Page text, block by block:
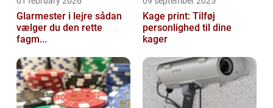
Glarmester i lejre sådan
vælger du den rette
fagm...
Kage print: Tilføj
personlighed til dine
kager